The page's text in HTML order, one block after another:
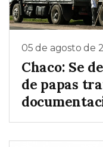
05 de agosto de
Chaco: Se
de papas